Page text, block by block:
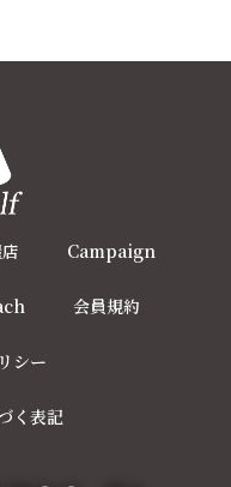
Campaign
会員規約
シー
く表記